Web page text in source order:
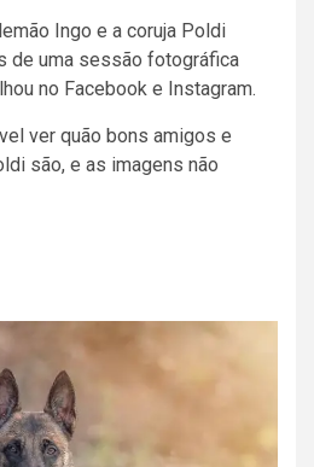
Ingo e a coruja Poldi
de uma sessão fotográfica
no Facebook e Instagram.
ver quão bons amigos e
são, e as imagens não